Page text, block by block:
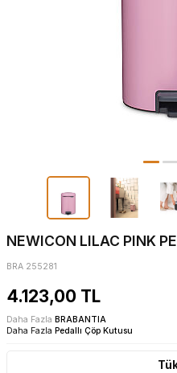
NEWICON LILAC PINK
BRA 255281
4.123,00 TL
Daha Fazla BRABANTIA
Daha Fazla Pedallı Çöp Kutusu